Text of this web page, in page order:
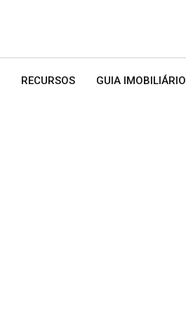
RECURSOS GUIA IMOBILIÁRIO